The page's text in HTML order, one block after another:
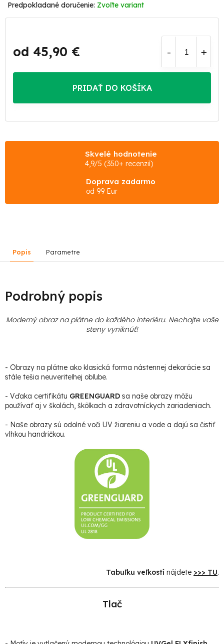
Zvoľte variant
od 45,90 €
Jednotková
cena:
PRIDAŤ DO KOŠÍKA
Skvelé hodnotenie
4,9/5 (350+ recenzií)
Doprava zadarmo
od 99 Eur
Popis Parametre
Podrobný popis
Moderný obraz na plátne do každého interiéru. Nechajte vaše
steny vyniknúť!
- Obrazy na plátne ako klasická forma nástennej dekorácie sa
stále tešia neuveriteľnej obľube.
- Vďaka certifikátu GREENGUARD sa naše obrazy môžu
používať aj v školách, škôlkach a zdravotníckych zariadeniach.
- Naše obrazy sú odolné voči UV žiareniu a vode a dajú sa čistiť
vlhkou handričkou.
Tabuľku veľkostí nájdete >>> TU.
Tlač